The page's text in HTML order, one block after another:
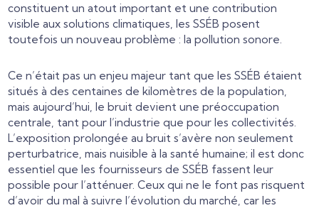
constituent un atout important et une contribution
visible aux solutions climatiques, les SSÉB posent
toutefois un nouveau problème : la pollution sonore.
Ce n’était pas un enjeu majeur tant que les SSÉB étaient
situés à des centaines de kilomètres de la population,
mais aujourd’hui, le bruit devient une préoccupation
centrale, tant pour l’industrie que pour les collectivités.
L’exposition prolongée au bruit s’avère non seulement
perturbatrice, mais nuisible à la santé humaine; il est donc
essentiel que les fournisseurs de SSÉB fassent leur
possible pour l’atténuer. Ceux qui ne le font pas risquent
d’avoir du mal à suivre l’évolution du marché, car les